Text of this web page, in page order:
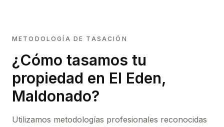
METODOLOGÍA DE TASACIÓN
¿Cómo tasamos tu
propiedad en El Eden,
Maldonado?
Utilizamos metodologías profesionales reconocidas